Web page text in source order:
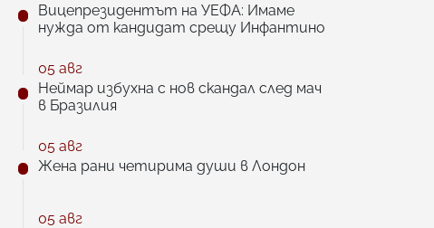
Вицепрезидентът на УЕФА: Имаме
нужда от кандидат срещу Инфантино
05 авг
Неймар избухна с нов скандал след мач
в Бразилия
05 авг
Жена рани четирима души в Лондон
05 авг